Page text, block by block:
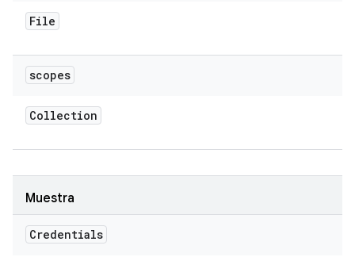
File
scopes
Collection
Muestra
Credentials